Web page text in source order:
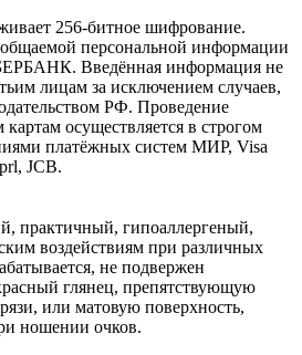
256-битное шифрование.
персональной информации
Введённая информация не
лицам за исключением случаев,
РФ. Проведение
осуществляется в строгом
платёжных систем МИР, Visa
JCB.
практичный, гипоаллергеный,
воздействиям при различных
не подвержен
глянец, препятствующую
или матовую поверхность,
ношении очков.